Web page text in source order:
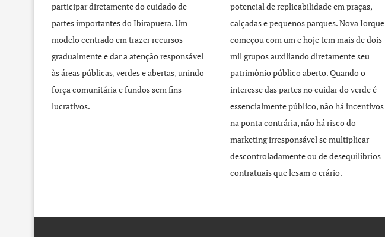
participar diretamente do cuidado de
partes importantes do Ibirapuera. Um
modelo centrado em trazer recursos
gradualmente e dar a atenção responsável
às áreas públicas, verdes e abertas, unindo
força comunitária e fundos sem fins
lucrativos.
potencial de replicabilidade em praças,
calçadas e pequenos parques. Nova Iorque
começou com um e hoje tem mais de dois
mil grupos auxiliando diretamente seu
patrimônio público aberto. Quando o
interesse das partes no cuidar do verde é
essencialmente público, não há incentivos
na ponta contrária, não há risco do
marketing irresponsável se multiplicar
descontroladamente ou de desequilíbrios
contratuais que lesam o erário.